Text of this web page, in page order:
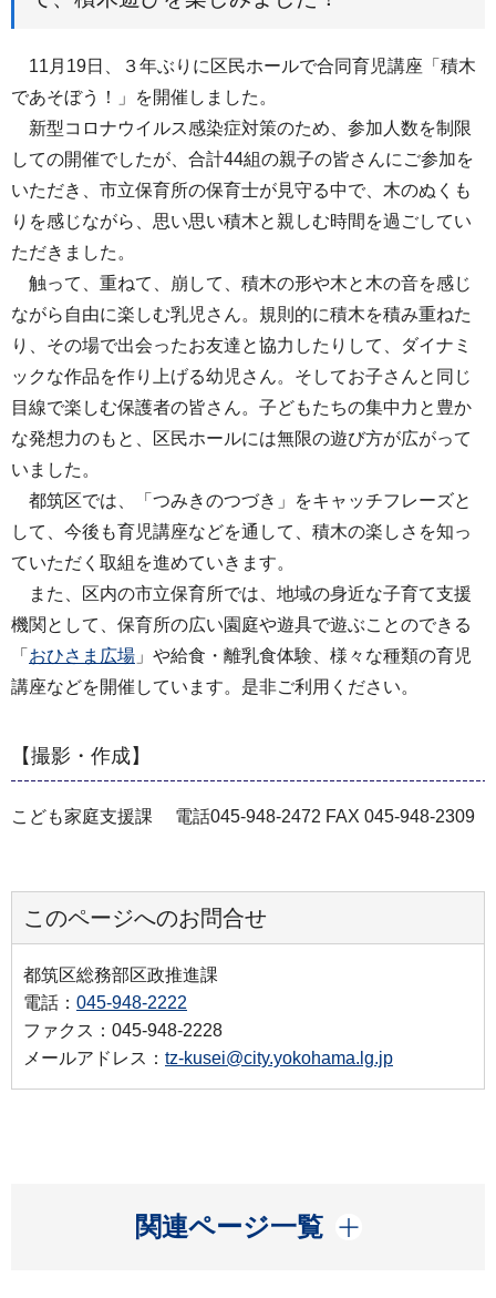
11月19日、３年ぶりに区民ホールで合同育児講座「積木
であそぼう！」を開催しました。
新型コロナウイルス感染症対策のため、参加人数を制限
しての開催でしたが、合計44組の親子の皆さんにご参加を
いただき、市立保育所の保育士が見守る中で、木のぬくも
りを感じながら、思い思い積木と親しむ時間を過ごしてい
ただきました。
触って、重ねて、崩して、積木の形や木と木の音を感じ
ながら自由に楽しむ乳児さん。規則的に積木を積み重ねた
り、その場で出会ったお友達と協力したりして、ダイナミ
ックな作品を作り上げる幼児さん。そしてお子さんと同じ
目線で楽しむ保護者の皆さん。子どもたちの集中力と豊か
な発想力のもと、区民ホールには無限の遊び方が広がって
いました。
都筑区では、「つみきのつづき」をキャッチフレーズと
して、今後も育児講座などを通して、積木の楽しさを知っ
ていただく取組を進めていきます。
また、区内の市立保育所では、地域の身近な子育て支援
機関として、保育所の広い園庭や遊具で遊ぶことのできる
「 おひさま広場 」や給食・離乳食体験、様々な種類の育児
講座などを開催しています。是非ご利用ください。
【撮影・作成】
こども家庭支援課 電話045-948-2472 FAX 045-948-2309
このページへのお問合せ
都筑区総務部区政推進課
電話： 045-948-2222
ファクス：045-948-2228
メールアドレス： tz-kusei@city.yokohama.lg.jp
関連ページ一覧
開く